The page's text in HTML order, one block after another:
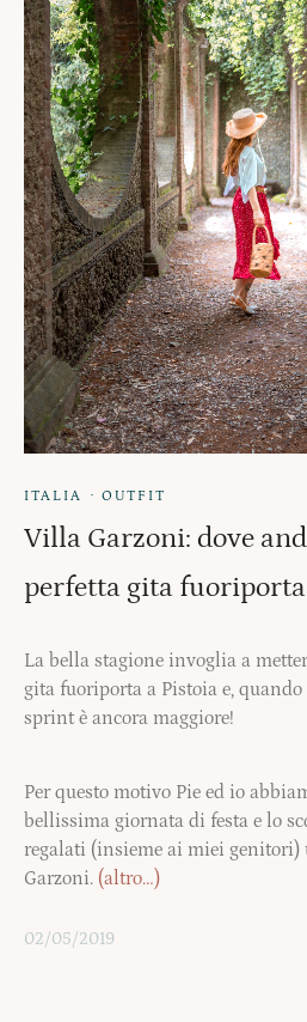
ITALIA · OUTFIT
Villa Garzoni: dove
perfetta gita
La bella stagione invoglia a
gita fuoriporta a Pistoia e, quando
sprint è ancora maggiore!
Per questo motivo Pie ed io
bellissima giornata di festa e lo
regalati (insieme ai miei
Garzoni. (altro…)
02/05/2019